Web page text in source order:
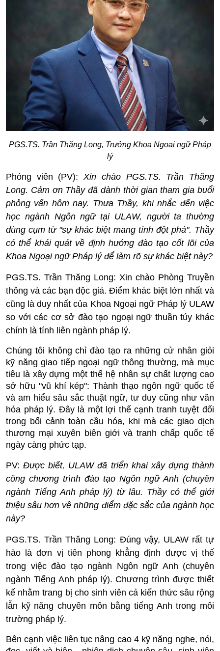
PGS.TS. Trần Thăng Long, Trưởng Khoa Ngoại ngữ Pháp
lý
Phóng viên (PV):
Xin chào PGS.TS. Trần Thăng
Long. Cảm ơn Thầy đã dành thời gian tham gia buổi
phỏng vấn hôm nay. Thưa Thầy, khi nhắc đến việc
học ngành Ngôn ngữ tại ULAW, người ta thường
dùng cụm từ "sự khác biệt mang tính đột phá". Thầy
có thể khái quát về định hướng đào tạo cốt lõi của
Khoa Ngoại ngữ Pháp lý để làm rõ sự khác biệt này?
PGS.TS. Trần Thăng Long: Xin chào Phòng Truyền
thông và các bạn độc giả. Điểm khác biệt lớn nhất và
cũng là duy nhất của Khoa Ngoại ngữ Pháp lý ULAW
so với các cơ sở đào tạo ngoại ngữ thuần túy khác
chính là tính liên ngành pháp lý.
Chúng tôi không chỉ đào tạo ra những cử nhân giỏi
kỹ năng giao tiếp ngoại ngữ thông thường, mà mục
tiêu là xây dựng một thế hệ nhân sự chất lượng cao
sở hữu "vũ khí kép": Thành thạo ngôn ngữ quốc tế
và am hiểu sâu sắc thuật ngữ, tư duy cũng như văn
hóa pháp lý. Đây là một lợi thế cạnh tranh tuyệt đối
trong bối cảnh toàn cầu hóa, khi mà các giao dịch
thương mại xuyên biên giới và tranh chấp quốc tế
ngày càng phức tạp.
PV: Được biết, ULAW đã triển khai xây dựng thành
công chương trình đào tạo Ngôn ngữ Anh (chuyên
ngành Tiếng Anh pháp lý) từ lâu. Thầy có thể giới
thiệu sâu hơn về những điểm đặc sắc của ngành học
này?
PGS.TS. Trần Thăng Long: Đúng vậy, ULAW rất tự
hào là đơn vị tiên phong khẳng định được vị thế
trong việc đào tạo ngành Ngôn ngữ Anh (chuyên
ngành Tiếng Anh pháp lý). Chương trình được thiết
kế nhằm trang bị cho sinh viên cả kiến thức sâu rộng
lẫn kỹ năng chuyên môn bằng tiếng Anh trong môi
trường pháp lý.
Bên cạnh việc liên tục nâng cao 4 kỹ năng nghe, nói,